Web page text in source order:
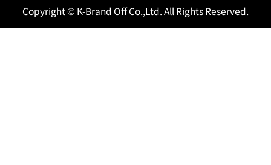
Copyright © K-Brand Off Co.,Ltd. All Rights Reserved.